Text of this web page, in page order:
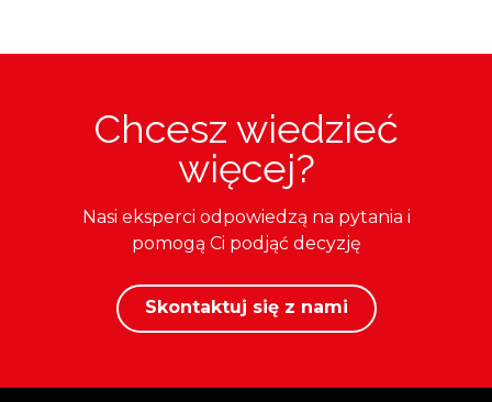
Chcesz wiedzieć
więcej?
Nasi eksperci odpowiedzą na pytania i
pomogą Ci podjąć decyzję
Skontaktuj się z nami